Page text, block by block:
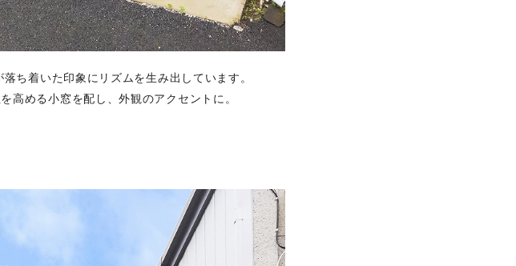
ち着いた印象にリズムを生み出しています。
高める小窓を配し、外観のアクセントに。